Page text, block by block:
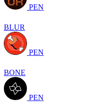
PEN
BLUR
PEN
BONE
PEN